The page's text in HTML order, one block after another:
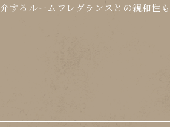
するルームフレグランスとの親和性